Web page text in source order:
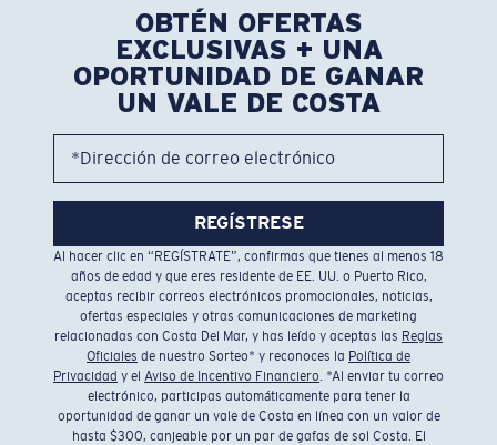
OBTÉN OFERTAS
EXCLUSIVAS + UNA
OPORTUNIDAD DE GANAR
UN VALE DE COSTA
*Dirección de correo electrónico
REGÍSTRESE
Al hacer clic en “REGÍSTRATE”, confirmas que tienes al menos 18
años de edad y que eres residente de EE. UU. o Puerto Rico,
aceptas recibir correos electrónicos promocionales, noticias,
ofertas especiales y otras comunicaciones de marketing
relacionadas con Costa Del Mar, y has leído y aceptas las Reglas
Oficiales de nuestro Sorteo* y reconoces la Política de
Privacidad y el Aviso de Incentivo Financiero. *Al enviar tu correo
electrónico, participas automáticamente para tener la
oportunidad de ganar un vale de Costa en línea con un valor de
hasta $300, canjeable por un par de gafas de sol Costa. El